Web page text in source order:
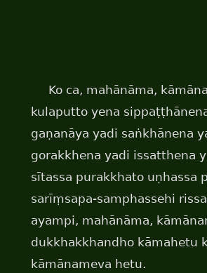
Ko ca, mahānāma,
kulaputto yena
gaṇanāya yadi saṅkhānena
gorakkhena yadi issatthena
sītassa purakkhato uṇhassa
sarīṃsapa-samphassehi
ayampi, mahānāma,
dukkhakkhandho kāmahetu
kāmānameva hetu.